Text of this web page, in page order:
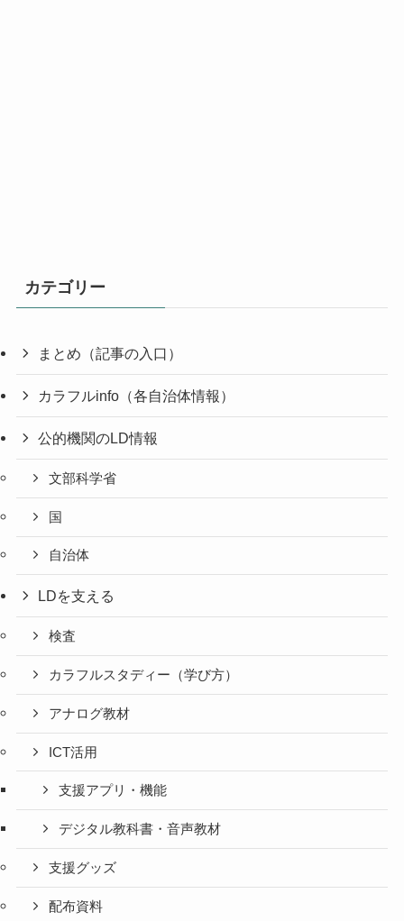
カテゴリー
まとめ（記事の入口）
カラフルinfo（各自治体情報）
公的機関のLD情報
文部科学省
国
自治体
LDを支える
検査
カラフルスタディー（学び方）
アナログ教材
ICT活用
支援アプリ・機能
デジタル教科書・音声教材
支援グッズ
配布資料